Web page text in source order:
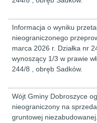
Informacja o wyniku
nieograniczonego
marca 2026 r. Działka nr
wynoszący 1/3 w prawie
244/8 , obręb Sadków.
Wójt Gminy Dobroszyce
nieograniczony na
gruntowej